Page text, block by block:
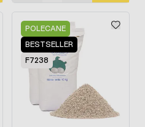
POLECANE
BESTSELLER
F7238